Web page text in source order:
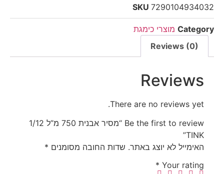
SKU 7290104934032
Category מוצרי כימגת
Reviews (0)
Reviews
There are no reviews yet.
Be the first to review “מסיר אבנית 750 מ”ל 1/12
TINK”
האימייל לא יוצג באתר. שדות החובה מסומנים *
Your rating
*